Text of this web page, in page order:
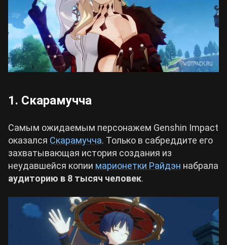
1. Скарамучча
Самым ожидаемым персонажем Genshin Impact
оказался Скарамучча. Только в сабреддите его
захватывающая история создания из
неудавшейся копии марионетки Райдэн набрала
аудиторию в 8 тысяч человек.